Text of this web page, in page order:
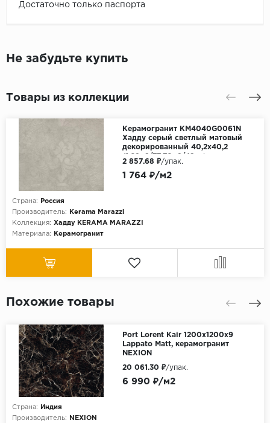
Достаточно только паспорта
Не забудьте купить
Товары из коллекции
Керамогранит KM4040G0061N
Хадду серый светлый матовый
декорированный 40,2х40,2
Страна:
Россия
Производитель:
Kerama Marazzi
Коллекция: Хадду KЕRАМА МАRАZZI
Материала:
Керамогранит
1 764 ₽/м2
2 857.68 ₽/упак.
Похожие товары
Port Lorent Kair 1200х1200х9
Lappato Matt, керамогранит
NEXION
Страна:
Индия
Производитель:
NEXION
6 990 ₽/м2
20 061.30 ₽/упак.